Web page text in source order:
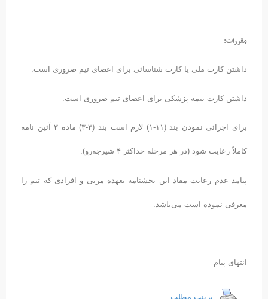
مقررات:
داشتن کارت ملی یا کارت شناسائی برای اعضای تیم ضروری است.
داشتن کارت بیمه پزشکی برای اعضای تیم ضروری است.
برای اجرائی نمودن بند (۱۱-۱) لازم است بند (۳-۳) ماده ۳ آئین نامه
کاملاً رعایت شود (در هر مرحله حداکثر ۴ شیرجه‌رو).
پیامد عدم رعایت مفاد این بخشنامه بعهده مربی و افرادی که تیم را
معرفی نموده است می‌باشد.
انتهای پیام
پرینت مطلب